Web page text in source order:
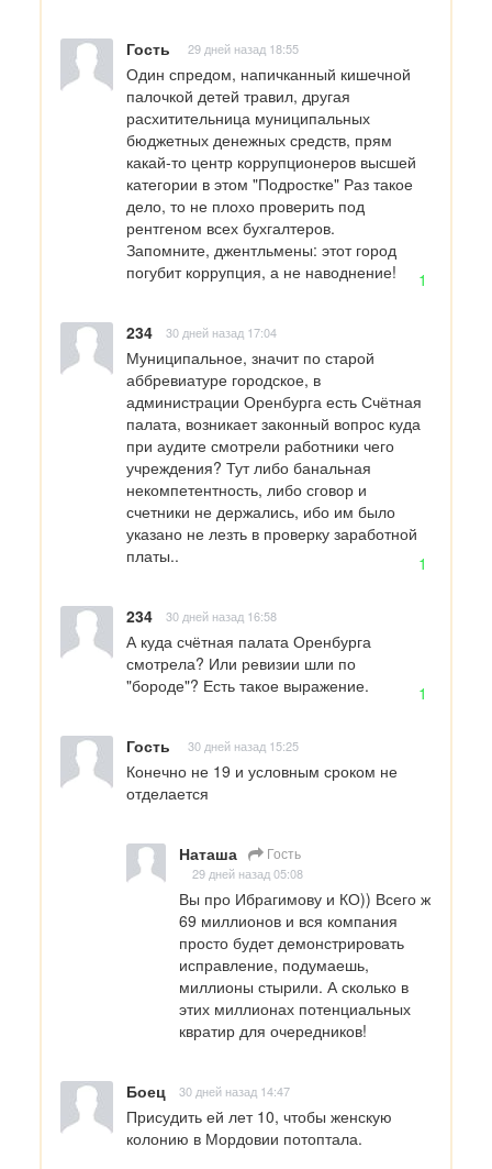
Гость 29 дней назад 18:55
Один спредом, напичканный кишечной
палочкой детей травил, другая
расхитительница муниципальных
бюджетных денежных средств, прям
какай-то центр коррупционеров высшей
категории в этом "Подростке" Раз такое
дело, то не плохо проверить под
рентгеном всех бухгалтеров.
Запомните, джентльмены: этот город
погубит коррупция, а не наводнение!
1
234 30 дней назад 17:04
Муниципальное, значит по старой
аббревиатуре городское, в
администрации Оренбурга есть Счётная
палата, возникает законный вопрос куда
при аудите смотрели работники чего
учреждения? Тут либо банальная
некомпетентность, либо сговор и
счетники не держались, ибо им было
указано не лезть в проверку заработной
платы..
1
234 30 дней назад 16:58
А куда счётная палата Оренбурга
смотрела? Или ревизии шли по
"бороде"? Есть такое выражение.
1
Гость 30 дней назад 15:25
Конечно не 19 и условным сроком не
отделается
Наташа Гость
29 дней назад 05:08
Вы про Ибрагимову и КО)) Всего ж
69 миллионов и вся компания
просто будет демонстрировать
исправление, подумаешь,
миллионы стырили. А сколько в
этих миллионах потенциальных
квратир для очередников!
Боец 30 дней назад 14:47
Присудить ей лет 10, чтобы женскую
колонию в Мордовии потоптала.